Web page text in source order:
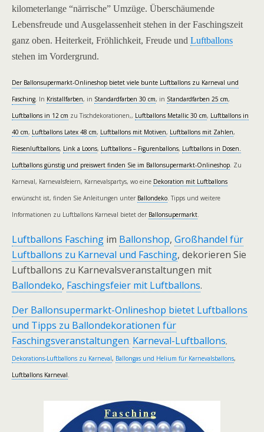
kilometerlange “närrische” Umzüge. Überschäumende
Lebensfreude und Ausgelassenheit stehen in der Faschingszeit
ganz oben. Heiterkeit, Fröhlichkeit, Freude und Luftballons
stehen im Vordergrund.
Der Ballonsupermarkt-Onlineshop bietet viele bunte Luftballons zu Karneval und
Fasching. In Kristallfarben, in Standardfarben 30 cm, in Standardfarben 25 cm,
Luftballons in 12 cm zu Tischdekorationen,, Luftballons Metallic 30 cm, Luftballons in
40 cm, Luftballons Latex 48 cm, Luftballons mit Motiven, Luftballons mit Zahlen,
Riesenluftballons, Link a Loons, Luftballons – Figurenballons, Luftballons in Dosen.
Luftballons günstig und preiswert finden Sie im Ballonsupermarkt-Onlineshop. Zu
Karneval, Karnevalsfeiern, Karnevalspartys, wo eine Dekoration mit Luftballons
erwünscht ist, finden Sie Anleitungen unter Ballondeko. Tipps und weitere
Informationen zu Luftballons Karneval bietet der Ballonsupermarkt.
Luftballons Fasching im Ballonshop, Großhandel für
Luftballons zu Karneval und Fasching, dekorieren Sie
Luftballons zu Karnevalsveranstaltungen mit
Ballondeko, Faschingsfeier mit Luftballons.
Der Ballonsupermarkt-Onlineshop bietet Luftballons
und Tipps zu Ballondekorationen für
Faschingsveranstaltungen. Karneval-Luftballons,
Dekorations-Luftballons zu Karneval, Ballongas und Helium für Karnevalsballons,
Luftballons Karneval.